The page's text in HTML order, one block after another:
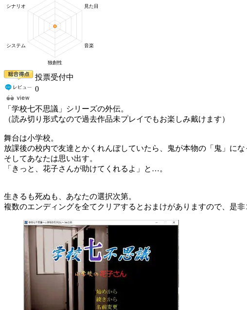
投票受付中
0
「学校七不思議」シリーズの外伝。
（読み切り形式なので過去作品未プレイでもお楽しみ戴けます）
舞台は小学校。
放課後の校内で友達とかくれんぼしていたら、鬼が本物の「鬼」に
そしてあなたは思い出す。
「きっと、花子さんが助けてくれるよ」と…。
生きるも死ぬも、あなたの選択次第。
複数のエンディングを全てクリアするとおまけがありますので、是非